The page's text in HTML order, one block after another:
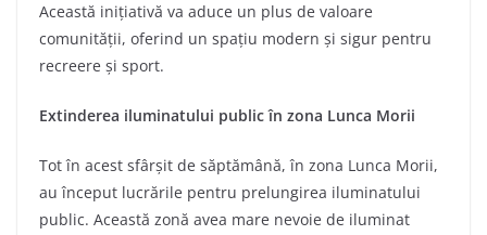
Această inițiativă va aduce un plus de valoare
comunității, oferind un spațiu modern și sigur pentru
recreere și sport.
Extinderea iluminatului public în zona Lunca Morii
Tot în acest sfârșit de săptămână, în zona Lunca Morii,
au început lucrările pentru prelungirea iluminatului
public. Această zonă avea mare nevoie de iluminat